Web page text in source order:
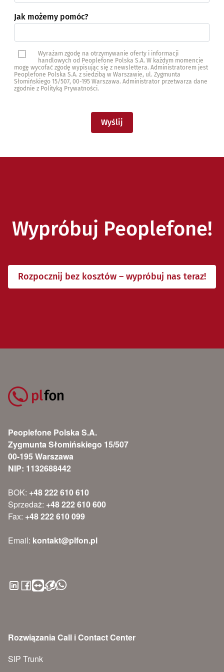
Jak możemy pomóc?
Wyrażam zgodę na otrzymywanie oferty i informacji
handlowych od Peoplefone Polska S.A. W każdym momencie
mogę wycofać zgodę wypisując się z newslettera. Administratorem jest
Peoplefone Polska S.A. z siedzibą w Warszawie, ul. Zygmunta
Słomińskiego 15/507, 00-195 Warszawa. Administrator przetwarza dane
zgodnie z Polityką Prywatności.
Wyślij
Wypróbuj Peoplefone!
Rozpocznij bez kosztów – wypróbuj nas teraz!
Peoplefone Polska S.A.
Zygmunta Słomińskiego 15/507
00-195 Warszawa
NIP: 1132688442
BOK: +48 222 610 610
Sprzedaż: +48 222 610 600
Fax: +48 222 610 099
Email: kontakt@plfon.pl
Rozwiązania Call i Contact Center
SIP Trunk